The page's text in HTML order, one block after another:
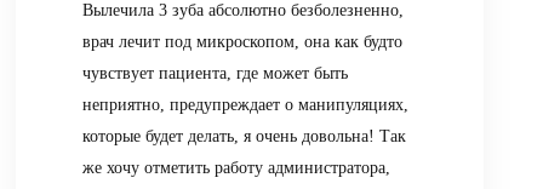
Вылечила 3 зуба абсолютно безболезненно,
врач лечит под микроскопом, она как будто
чувствует пациента, где может быть
неприятно, предупреждает о манипуляциях,
которые будет делать, я очень довольна! Так
же хочу отметить работу администратора,